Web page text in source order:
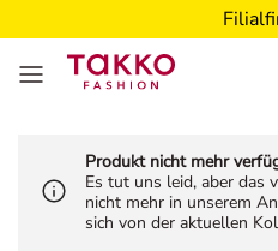
Produkt nicht mehr
Es tut uns leid, aber das
nicht mehr in unserem
sich von der aktuellen